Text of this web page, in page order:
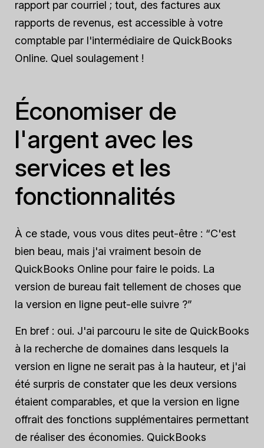
rapport par courriel ; tout, des factures aux
rapports de revenus, est accessible à votre
comptable par l'intermédiaire de QuickBooks
Online. Quel soulagement !
Économiser de
l'argent avec les
services et les
fonctionnalités
À ce stade, vous vous dites peut-être : “C'est
bien beau, mais j'ai vraiment besoin de
QuickBooks Online pour faire le poids. La
version de bureau fait tellement de choses que
la version en ligne peut-elle suivre ?”
En bref : oui. J'ai parcouru le site de QuickBooks
à la recherche de domaines dans lesquels la
version en ligne ne serait pas à la hauteur, et j'ai
été surpris de constater que les deux versions
étaient comparables, et que la version en ligne
offrait des fonctions supplémentaires permettant
de réaliser des économies. QuickBooks